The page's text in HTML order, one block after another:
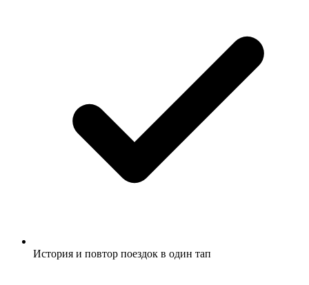
История и повтор поездок в один тап